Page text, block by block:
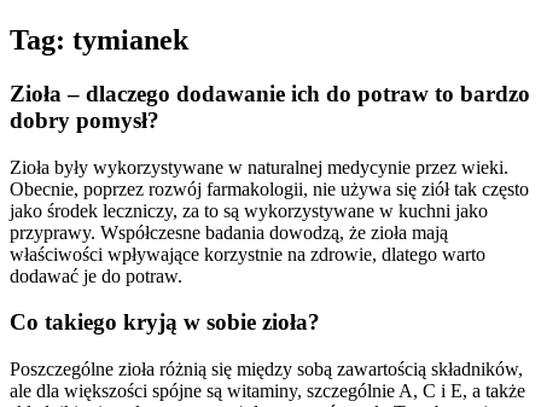
Tag: tymianek
Zioła – dlaczego dodawanie ich do potraw to bardzo
dobry pomysł?
Zioła były wykorzystywane w naturalnej medycynie przez wieki.
Obecnie, poprzez rozwój farmakologii, nie używa się ziół tak często
jako środek leczniczy, za to są wykorzystywane w kuchni jako
przyprawy. Współczesne badania dowodzą, że zioła mają
właściwości wpływające korzystnie na zdrowie, dlatego warto
dodawać je do potraw.
Co takiego kryją w sobie zioła?
Poszczególne zioła różnią się między sobą zawartością składników,
ale dla większości spójne są witaminy, szczególnie A, C i E, a także